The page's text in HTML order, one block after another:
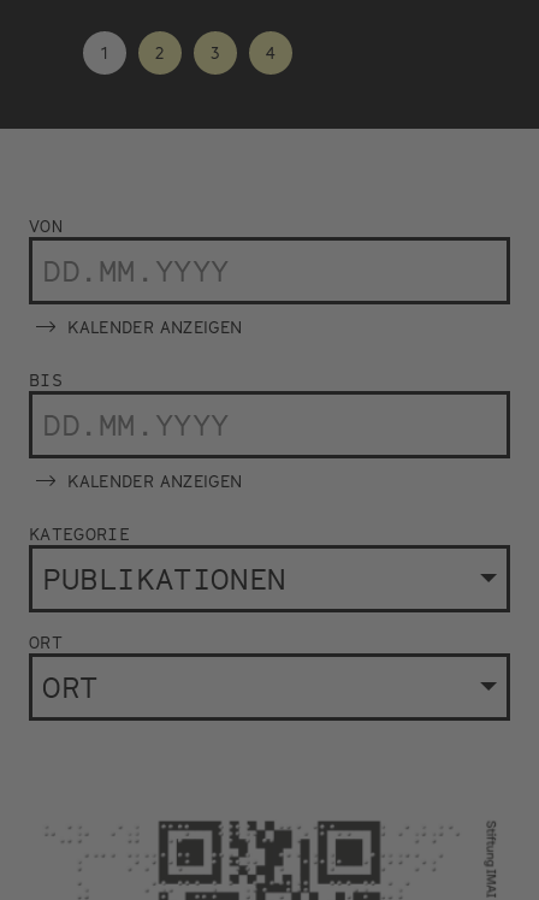
1 2 3 4
VON
KALENDER ANZEIGEN
BIS
KALENDER ANZEIGEN
KATEGORIE
PUBLIKATIONEN
ORT
ORT